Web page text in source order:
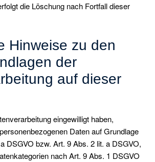
die Löschung nach Fortfall dieser
Hinweise zu den
der
auf dieser
eingewilligt haben,
Daten auf Grundlage
DSGVO bzw. Art. 9 Abs. 2 lit. a DSGVO,
nach Art. 9 Abs. 1 DSGVO